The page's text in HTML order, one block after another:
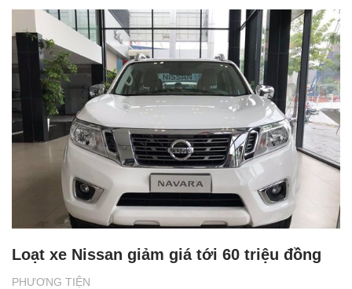
PHƯƠNG TIỆN
Loạt xe Nissan giảm giá tới 60 triệu đồng